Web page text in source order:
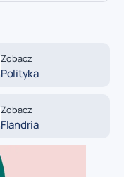
Zobacz
Polityka
Zobacz
Flandria